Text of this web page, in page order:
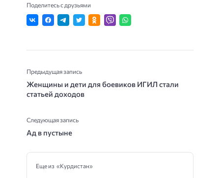
Поделитесь с друзьями
Предыдущая запись
Женщины и дети для боевиков ИГИЛ стали
статьей доходов
Следующая запись
Ад в пустыне
Еще из «Курдистан»